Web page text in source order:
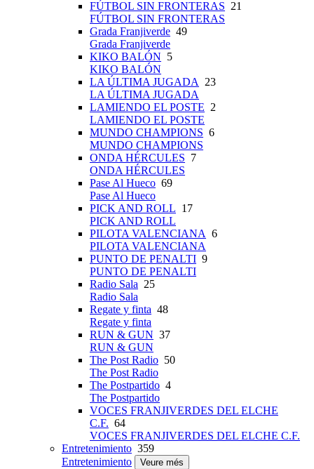
FÚTBOL SIN FRONTERAS 21
FÚTBOL SIN FRONTERAS
Grada Franjiverde 49
Grada Franjiverde
KIKO BALÓN 5
KIKO BALÓN
LA ÚLTIMA JUGADA 23
LA ÚLTIMA JUGADA
LAMIENDO EL POSTE 2
LAMIENDO EL POSTE
MUNDO CHAMPIONS 6
MUNDO CHAMPIONS
ONDA HÉRCULES 7
ONDA HÉRCULES
Pase Al Hueco 69
Pase Al Hueco
PICK AND ROLL 17
PICK AND ROLL
PILOTA VALENCIANA 6
PILOTA VALENCIANA
PUNTO DE PENALTI 9
PUNTO DE PENALTI
Radio Sala 25
Radio Sala
Regate y finta 48
Regate y finta
RUN & GUN 37
RUN & GUN
The Post Radio 50
The Post Radio
The Postpartido 4
The Postpartido
VOCES FRANJIVERDES DEL ELCHE
C.F. 64
VOCES FRANJIVERDES DEL ELCHE C.F.
Entretenimiento 359
Entretenimiento
Veure més